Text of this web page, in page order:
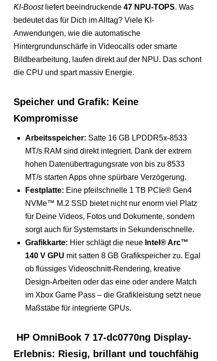
KI-Boostliefert beeindruckende47 NPU-TOPS. Was
bedeutet das für Dich im Alltag? Viele KI-
Anwendungen, wie die automatische
Hintergrundunschärfe in Videocalls oder smarte
Bildbearbeitung, laufen direkt auf der NPU. Das schont
die CPU und spart massiv Energie.
Speicher und Grafik: Keine
Kompromisse
Arbeitsspeicher: Satte 16 GB LPDDR5x-8533
MT/s RAM sind direkt integriert. Dank der extrem
hohen Datenübertragungsrate von bis zu 8533
MT/s starten Apps ohne spürbare Verzögerung.
Festplatte: Eine pfeilschnelle 1 TB PCIe® Gen4
NVMe™ M.2 SSD bietet nicht nur enorm viel Platz
für Deine Videos, Fotos und Dokumente, sondern
sorgt auch für Systemstarts in Sekundenschnelle.
Grafikkarte: Hier schlägt die neue Intel® Arc™
140 V GPU mit satten 8 GB Grafikspeicher zu. Egal
ob flüssiges Videoschnitt-Rendering, kreative
Design-Arbeiten oder das eine oder andere Match
im Xbox Game Pass – die Grafikleistung setzt neue
Maßstäbe für integrierte GPUs.
HP OmniBook 7 17-dc0770ng Display-
Erlebnis: Riesig, brillant und touchfähig